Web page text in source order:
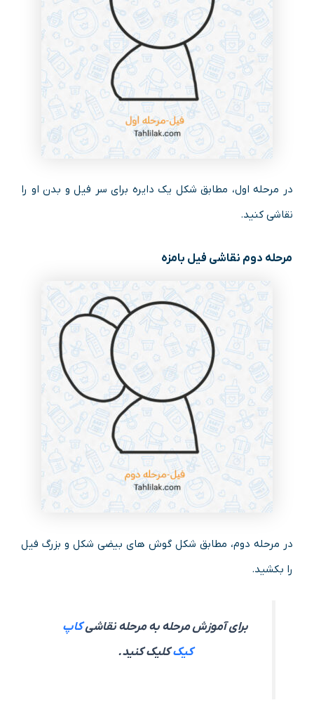
در مرحله اول، مطابق شکل یک دایره برای سر فیل و بدن او را
نقاشی کنید.
مرحله دوم نقاشی فیل بامزه
در مرحله دوم، مطابق شکل گوش های بیضی شکل و بزرگ فیل
را بکشید.
برای آموزش مرحله به مرحله نقاشیکاپ
کیککلیک کنید.